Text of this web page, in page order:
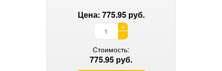
Цена: 775.95 руб.
+
-
Стоимость:
775.95 руб.